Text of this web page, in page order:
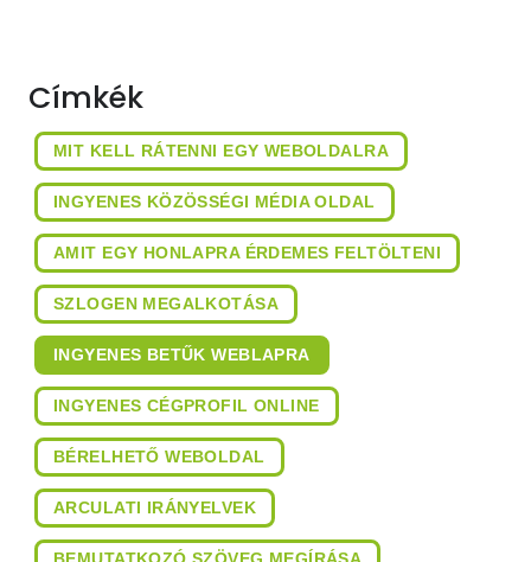
Címkék
MIT KELL RÁTENNI EGY WEBOLDALRA
INGYENES KÖZÖSSÉGI MÉDIA OLDAL
AMIT EGY HONLAPRA ÉRDEMES FELTÖLTENI
SZLOGEN MEGALKOTÁSA
INGYENES BETŰK WEBLAPRA
INGYENES CÉGPROFIL ONLINE
BÉRELHETŐ WEBOLDAL
ARCULATI IRÁNYELVEK